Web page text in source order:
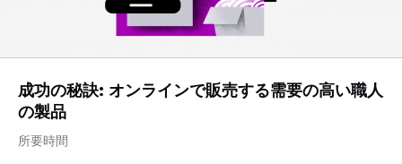
成功の秘訣: オンラインで販売する需要の高い職人
の製品
所要時間